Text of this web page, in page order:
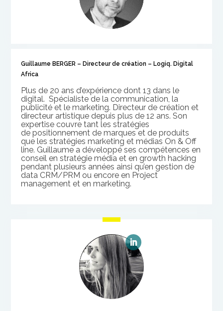
Guillaume BERGER – Directeur de création – Logiq. Digital
Africa
Plus de 20 ans d’expérience dont 13 dans le
digital.Spécialiste de la communication, la
publicité et le marketing. Directeur de création et
directeur artistique depuis plus de12 ans. Son
expertise couvre tant les stratégies
depositionnement de marques et de produits
que les stratégiesmarketing et médias On & Off
line. Guillaume a développé ses compétences en
conseil en stratégie média et en growth hacking
pendant plusieurs années ainsi qu’en gestion de
data CRM/PRM ou encore en Project
management et en marketing.